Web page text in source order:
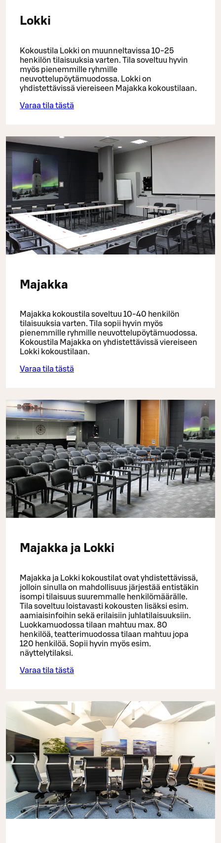
Lokki
Kokoustila Lokki on muunneltavissa 10-25
henkilön tilaisuuksia varten. Tila soveltuu hyvin
myös pienemmille ryhmille
neuvottelupöytämuodossa. Lokki on
yhdistettävissä viereiseen Majakka kokoustilaan.
Varaa tila tästä
Majakka
Majakka kokoustila soveltuu 10-40 henkilön
tilaisuuksia varten. Tila sopii hyvin myös
pienemmille ryhmille neuvottelupöytämuodossa.
Kokoustila Majakka on yhdistettävissä viereiseen
Lokki kokoustilaan.
Varaa tila tästä
Majakka ja Lokki
Majakka ja Lokki kokoustilat ovat yhdistettävissä,
jolloin sinulla on mahdollisuus järjestää entistäkin
isompi tilaisuus suuremmalle henkilömäärälle.
Tila soveltuu loistavasti kokousten lisäksi esim.
aamiaisinfoihin sekä erilaisiin juhlatilaisuuksiin.
Luokkamuodossa tilaan mahtuu max. 80
henkilöä, teatterimuodossa tilaan mahtuu jopa
120 henkilöä. Sopii hyvin myös esim.
näyttelytilaksi.
Varaa tila tästä